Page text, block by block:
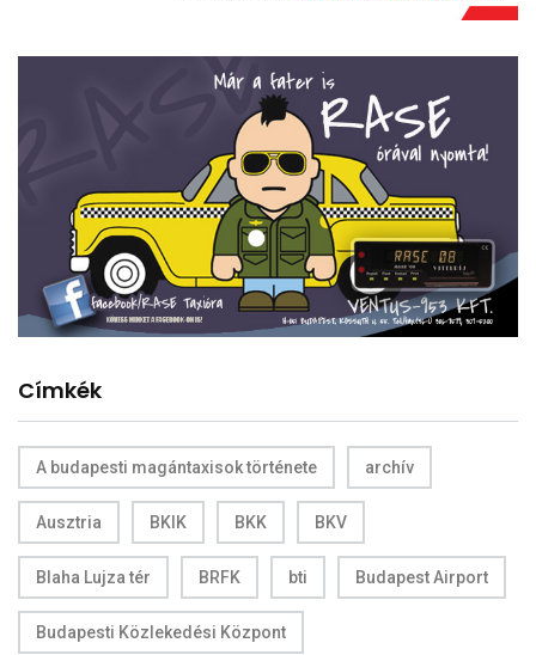
Címkék
A budapesti magántaxisok története archív
Ausztria BKIK BKK BKV
Blaha Lujza tér BRFK bti Budapest Airport
Budapesti Közlekedési Központ